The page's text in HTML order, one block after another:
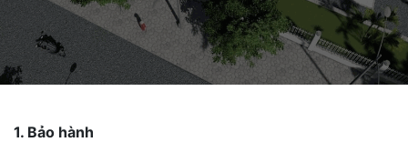
1. Bảo hành